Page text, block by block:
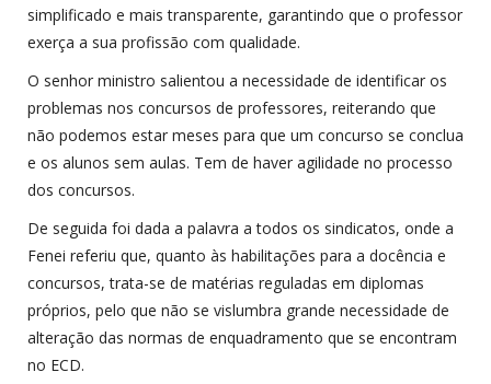
simplificado e mais transparente, garantindo que o professor
exerça a sua profissão com qualidade.
O senhor ministro salientou a necessidade de identificar os
problemas nos concursos de professores, reiterando que
não podemos estar meses para que um concurso se conclua
e os alunos sem aulas. Tem de haver agilidade no processo
dos concursos.
De seguida foi dada a palavra a todos os sindicatos, onde a
Fenei referiu que, quanto às habilitações para a docência e
concursos, trata-se de matérias reguladas em diplomas
próprios, pelo que não se vislumbra grande necessidade de
alteração das normas de enquadramento que se encontram
no ECD.